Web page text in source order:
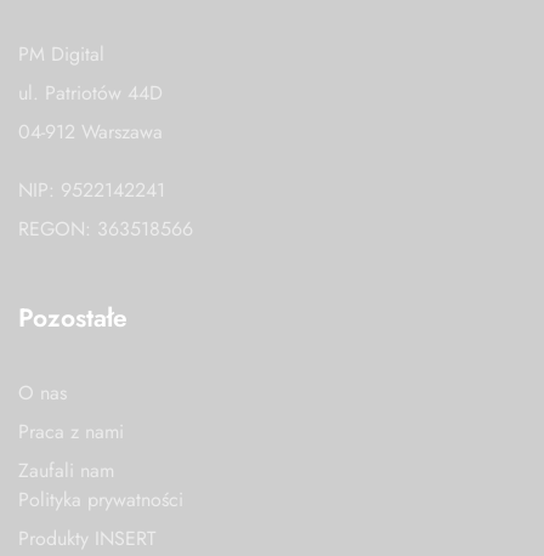
PM Digital
ul. Patriotów 44D
04-912 Warszawa
NIP: 9522142241
REGON: 363518566
Pozostałe
O nas
Praca z nami
Zaufali nam
Polityka prywatności
Produkty INSERT